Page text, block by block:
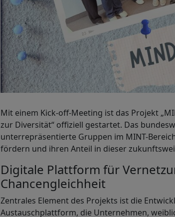
Mit einem Kick-off-Meeting ist das Projekt
zur Diversität“ offiziell gestartet. Das
unterrepräsentierte Gruppen im MINT-
fördern und ihren Anteil in dieser
Digitale Plattform für
Chancengleichheit
Zentrales Element des Projekts ist die
Austauschplattform, die Unternehmen,